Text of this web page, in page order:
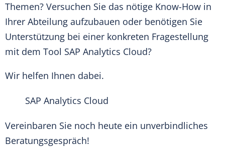
Themen? Versuchen Sie das nötige Know-How in
Ihrer Abteilung aufzubauen oder benötigen Sie
Unterstützung bei einer konkreten Fragestellung
mit dem Tool SAP Analytics Cloud?
Wir helfen Ihnen dabei.
SAP Analytics Cloud
Vereinbaren Sie noch heute ein unverbindliches
Beratungsgespräch!